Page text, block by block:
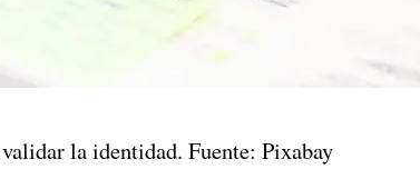
la identidad. Fuente: Pixabay